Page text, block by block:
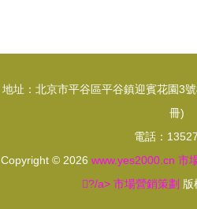
路
地址：北京市平谷區平谷鎮迎賓花園3
冊)
電話：
Copyright © 2026 www.yes2000.cn 市
?/a> 市場營銷策劃 版